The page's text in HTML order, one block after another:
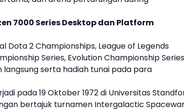
7000 Series Desktop dan Platform
2 Championships, League of Legends
Series, Evolution Championship
serta hadiah tunai pada para
pada 19 Oktober 1972 di Universitas
bertajuk turnamen Intergalactic